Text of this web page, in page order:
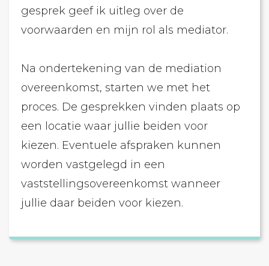
gesprek geef ik uitleg over de
voorwaarden en mijn rol als mediator.
Na ondertekening van de mediation
overeenkomst, starten we met het
proces. De gesprekken vinden plaats op
een locatie waar jullie beiden voor
kiezen. Eventuele afspraken kunnen
worden vastgelegd in een
vaststellingsovereenkomst wanneer
jullie daar beiden voor kiezen.